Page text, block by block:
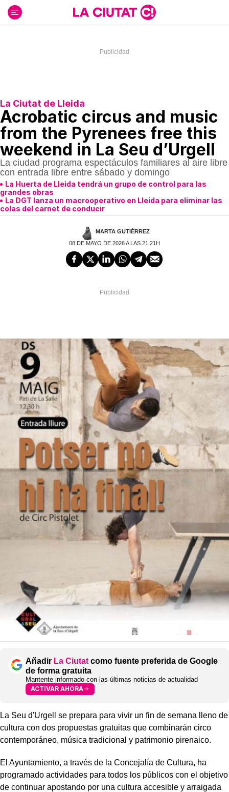
contenido
La Ciutat de Lleida
Acrobatic circus and music
from the Pyrenees free this
weekend in La Seu d’Urgell
La ciudad programa espectáculos familiares al aire libre
con entrada libre entre sábado y domingo
La Huerta de Lleida tendrá un grupo de control para las
grandes obras
La DGT lanza un macrooperativo en Lleida para eliminar las
colas del carnet de conducir
MARTA GUTIÉRREZ
08 DE MAYO DE 2026 A LAS 21:21H
Añadir La Ciutat como fuente preferida de Google
de forma gratuita
Mantente informado con las últimas noticias de actualidad
ACTIVAR AHORA
La Seu d'Urgell se prepara para vivir un fin de semana lleno de
cultura con dos propuestas gratuitas que combinarán circo
contemporáneo, música tradicional y patrimonio pirenaico.
El Ayuntamiento, a través de la Concejalía de Cultura, ha
programado actividades para todos los públicos con el objetivo
de continuar apostando por una cultura accesible y arraigada